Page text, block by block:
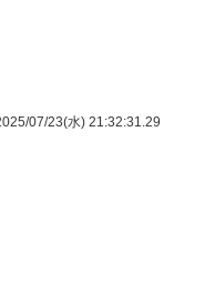
07/23(水) 21:32:31.29